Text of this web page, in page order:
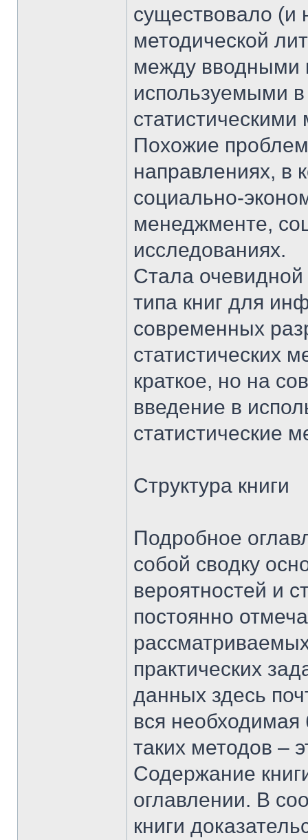
существовало (и
методической
между вводными
используемыми в
Похожие
направлениях, в
социально-
менеджменте,
исследованиях.
Стала очевидной
типа книг для
современных
статистических
краткое, но на
введение в
статистические
Структура книги
Подробное
собой сводку
вероятностей и
постоянно
практических
данных здесь
вся необходимая
таких методов –
Содержание
оглавлении. В
книги